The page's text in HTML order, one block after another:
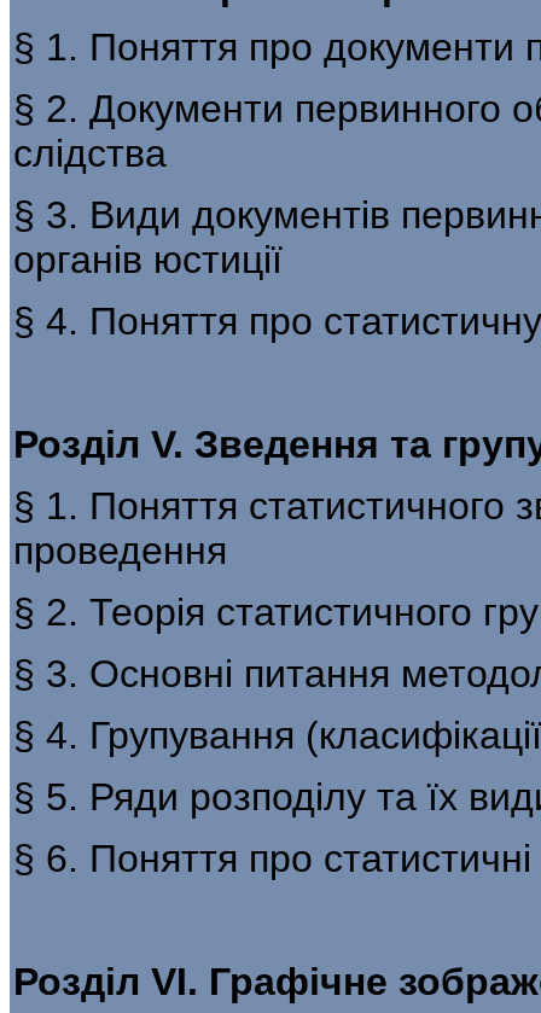
§ 1. Поняття про документи
§ 2. Документи первинного
слідства
§ 3. Види документів
органів юстиції
§ 4. Поняття про статистичну
Розділ V. Зведення та
§ 1. Поняття статистичного
проведення
§ 2. Теорія статистичного
§ 3. Основні питання
§ 4. Групування
§ 5. Ряди розподілу та їх
§ 6. Поняття про статистичні
Розділ VI. Графічне